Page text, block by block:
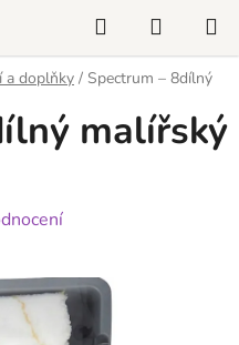
Hledat
KOŠÍK
a doplňky / Spectrum – 8dílný
malířský